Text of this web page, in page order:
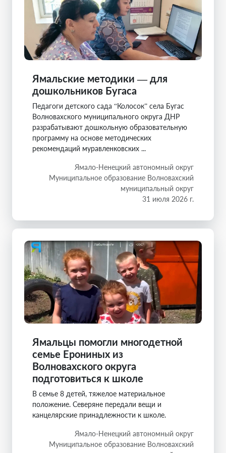
Ямальские методики — для
дошкольников Бугаса
Педагоги детского сада “Колосок” села Бугас
Волновахского муниципального округа ДНР
разрабатывают дошкольную образовательную
программу на основе методических
рекомендаций муравленковских ...
Ямало-Ненецкий автономный округ
Муниципальное образование Волновахский
муниципальный округ
31 июля 2026 г.
Ямальцы помогли многодетной
семье Ерониных из
Волновахского округа
подготовиться к школе
В семье 8 детей, тяжелое материальное
положение. Северяне передали вещи и
канцелярские принадлежности к школе.
Ямало-Ненецкий автономный округ
Муниципальное образование Волновахский